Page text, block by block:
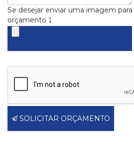
Se desejar enviar uma imagem
orçamento ⤵
SOLICITAR ORÇAMENTO